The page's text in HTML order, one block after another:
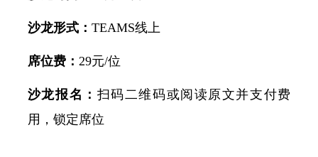
沙龙形式： TEAMS线上
席位费： 29元/位
沙龙报名： 扫码二维码或阅读原文并支付费
用，锁定席位